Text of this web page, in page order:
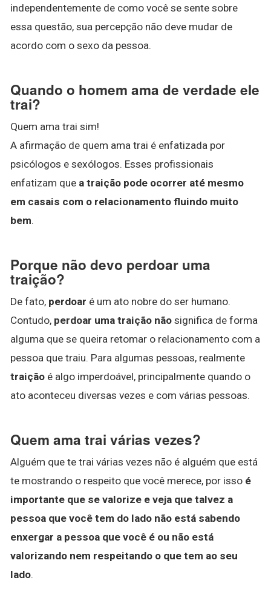
independentemente de como você se sente sobre
essa questão, sua percepção não deve mudar de
acordo com o sexo da pessoa.
Quando o homem ama de verdade ele
trai?
Quem ama trai sim!
A afirmação de quem ama trai é enfatizada por
psicólogos e sexólogos. Esses profissionais
enfatizam que a traição pode ocorrer até mesmo
em casais com o relacionamento fluindo muito
bem.
Porque não devo perdoar uma
traição?
De fato, perdoar é um ato nobre do ser humano.
Contudo, perdoar uma traição não significa de forma
alguma que se queira retomar o relacionamento com a
pessoa que traiu. Para algumas pessoas, realmente
traição é algo imperdoável, principalmente quando o
ato aconteceu diversas vezes e com várias pessoas.
Quem ama trai várias vezes?
Alguém que te trai várias vezes não é alguém que está
te mostrando o respeito que você merece, por isso é
importante que se valorize e veja que talvez a
pessoa que você tem do lado não está sabendo
enxergar a pessoa que você é ou não está
valorizando nem respeitando o que tem ao seu
lado.